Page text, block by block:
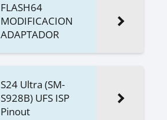
FLASH64
MODIFICACION
ADAPTADOR
S24 Ultra (SM-
S928B) UFS ISP
Pinout